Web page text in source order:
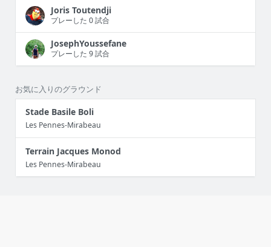
Joris Toutendji
プレーした 0 試合
JosephYoussefane
プレーした 9 試合
お気に入りのグラウンド
Stade Basile Boli
Les Pennes-Mirabeau
Terrain Jacques Monod
Les Pennes-Mirabeau